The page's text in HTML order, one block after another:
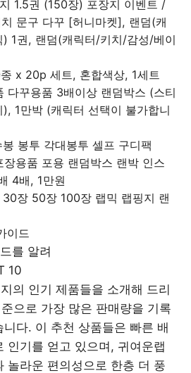
1.5권 (150장) 포장지 이벤트 /
문구 다꾸 [허니마켓], 랜덤(캐
1권, 랜덤(캐릭터/키치/감성/베이
x 20p 세트, 혼합색상, 1세트
다꾸용품 3배이상 랜덤박스 (스티
1만박 (캐릭터 선택이 불가합니
봉투 각대봉투 셀프 구디팩
용품 포용 랜덤박스 랜박 인스
4배, 1만원
장 50장 100장 랩믹 랩핑지 랜
이드
의 인기 제품들을 소개해 드리
으로 가장 많은 판매량을 기록
다. 이 추천 상품들은 빠른 배
인기를 얻고 있으며, 귀여운랩
놀라운 편의성으로 한층 더 풍